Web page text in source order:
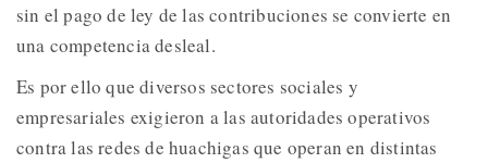
sin el pago de ley de las contribuciones se convierte en
una competencia desleal.
Es por ello que diversos sectores sociales y
empresariales exigieron a las autoridades operativos
contra las redes de huachigas que operan en distintas